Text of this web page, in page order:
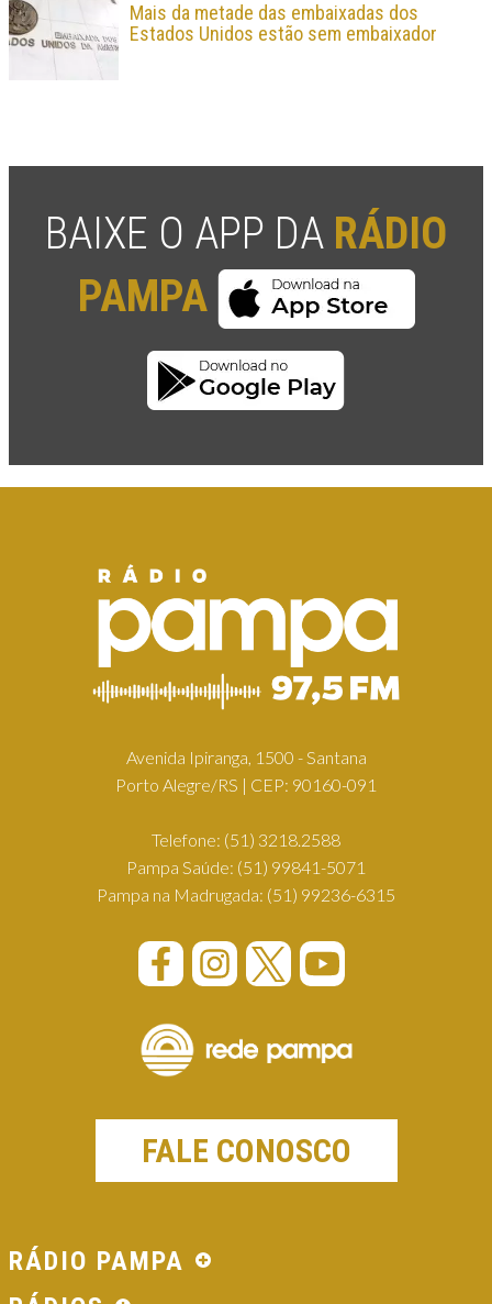
Mais da metade das embaixadas dos
Estados Unidos estão sem embaixador
BAIXE O APP DA RÁDIO
PAMPA
Avenida Ipiranga, 1500 - Santana
Porto Alegre/RS | CEP: 90160-091
Telefone: (51) 3218.2588
Pampa Saúde: (51) 99841-5071
Pampa na Madrugada: (51) 99236-6315
FALE CONOSCO
RÁDIO PAMPA